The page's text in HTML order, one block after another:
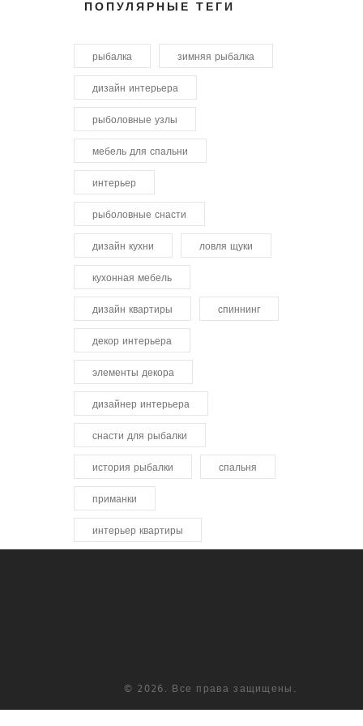
ПОПУЛЯРНЫЕ ТЕГИ
рыбалка зимняя рыбалка
дизайн интерьера
рыболовные узлы
мебель для спальни
интерьер
рыболовные снасти
дизайн кухни ловля щуки
кухонная мебель
дизайн квартиры спиннинг
декор интерьера
элементы декора
дизайнер интерьера
снасти для рыбалки
история рыбалки спальня
приманки
интерьер квартиры
© 2026. Все права защищены.